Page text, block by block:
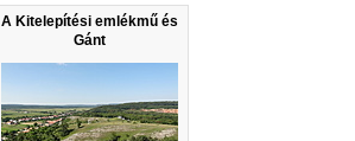
A Kitelepítési emlékmű és
Gánt